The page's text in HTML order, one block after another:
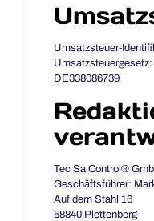
Umsatzsteuer-
Umsatzsteuergesetz:
DE338086739
Tec Sa Control®
Geschäftsführer:
Auf dem Stahl 16
58840 Plettenberg